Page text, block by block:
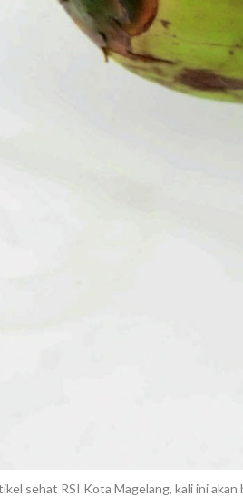
sehat RSI Kota Magelang, kali ini